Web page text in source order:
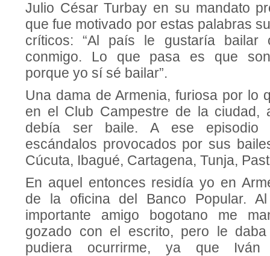
Julio César Turbay en su mandato
que fue motivado por estas palabras
críticos: “Al país le gustaría bailar
conmigo. Lo que pasa es que
porque yo sí sé bailar”.
Una dama de Armenia, furiosa por lo
en el Club Campestre de la ciudad,
debía ser baile. A ese episodio
escándalos provocados por sus
Cúcuta, Ibagué, Cartagena, Tunja,
En aquel entonces residía yo en
de la oficina del Banco Popular.
importante amigo bogotano me
gozado con el escrito, pero le
pudiera ocurrirme, ya que Iván